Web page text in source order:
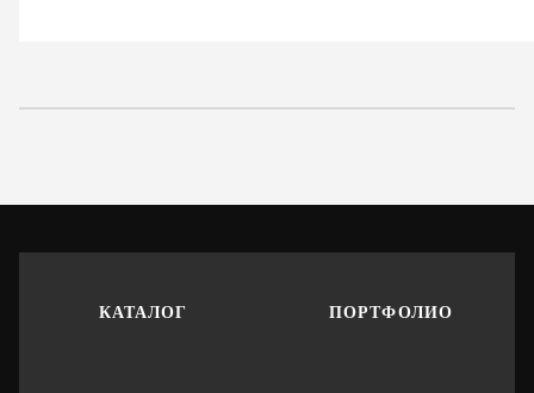
КАТАЛОГ ПОРТФОЛИО